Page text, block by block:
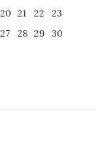
20 21 22
23
27 28 29
30